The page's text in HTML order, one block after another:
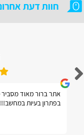
חוות דעת
אתר ברור מאוד מסביר
בפתרון בעיות במחשב!!!